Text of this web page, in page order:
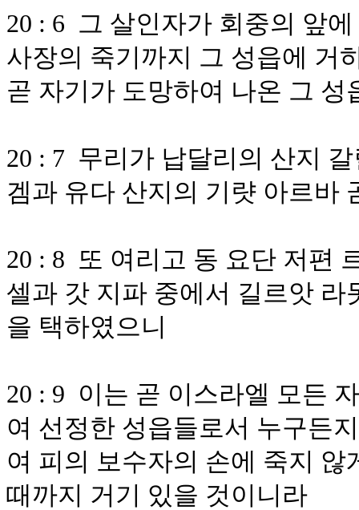
20 : 6 그 살인자가 회중의 앞
사장의 죽기까지 그 성읍에 거
곧 자기가 도망하여 나온 그
20 : 7 무리가 납달리의 산지
겜과 유다 산지의 기럇 아르바
20 : 8 또 여리고 동 요단 저편
셀과 갓 지파 중에서 길르앗
을 택하였으니
20 : 9 이는 곧 이스라엘 모든
여 선정한 성읍들로서 누구든
여 피의 보수자의 손에 죽지
때까지 거기 있을 것이니라